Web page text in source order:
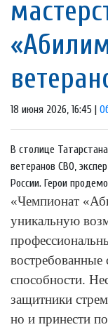
18 июня 2026, 16:45 |
В столице
ветеранов СВО,
России. Герои
«Чемпионат
уникальную
востребованные
способности.
защитники
но и принести